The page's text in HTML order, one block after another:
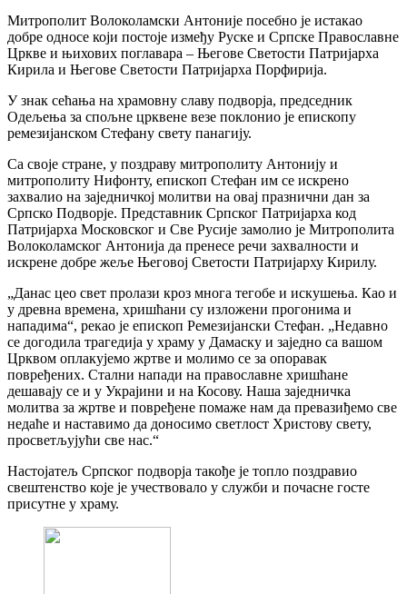
Митрополит Волоколамски Антоније посебно је истакао
добре односе који постоје између Руске и Српске Православне
Цркве и њихових поглавара – Његове Светости Патријарха
Кирила и Његове Светости Патријарха Порфирија.
У знак сећања на храмовну славу подворја, председник
Одељења за спољне црквене везе поклонио је епископу
ремезијанском Стефану свету панагију.
Са своје стране, у поздраву митрополиту Антонију и
митрополиту Нифонту, епископ Стефан им се искрено
захвалио на заједничкој молитви на овај празнични дан за
Српско Подворје. Представник Српског Патријарха код
Патријарха Московског и Све Русије замолио је Митрополита
Волоколамског Антонија да пренесе речи захвалности и
искрене добре жеље Његовој Светости Патријарху Кирилу.
„Данас цео свет пролази кроз многа тегобе и искушења. Као и
у древна времена, хришћани су изложени прогонима и
нападима“, рекао је епископ Ремезијански Стефан. „Недавно
се догодила трагедија у храму у Дамаску и заједно са вашом
Црквом оплакујемо жртве и молимо се за опоравак
повређених. Стални напади на православне хришћане
дешавају се и у Украјини и на Косову. Наша заједничка
молитва за жртве и повређене помаже нам да превазиђемо све
недаће и наставимо да доносимо светлост Христову свету,
просветљујући све нас.“
Настојатељ Српског подворја такође је топло поздравио
свештенство које је учествовало у служби и почасне госте
присутне у храму.